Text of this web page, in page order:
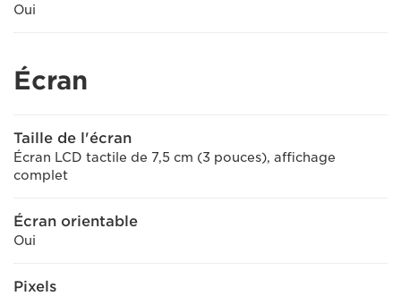
Oui
Écran
Taille de l'écran
Écran LCD tactile de 7,5 cm (3 pouces), affichage
complet
Écran orientable
Oui
Pixels